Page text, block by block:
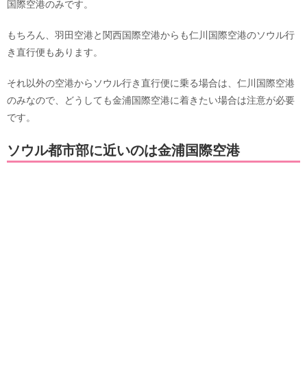
国際空港のみです。
もちろん、羽田空港と関西国際空港からも仁川国際空港のソウル行
き直行便もあります。
それ以外の空港からソウル行き直行便に乗る場合は、仁川国際空港
のみなので、どうしても金浦国際空港に着きたい場合は注意が必要
です。
ソウル都市部に近いのは金浦国際空港